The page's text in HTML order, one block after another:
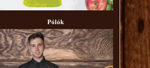
Pólók